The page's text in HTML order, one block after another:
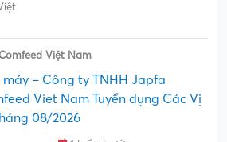
Việt Nam
máy – Công ty TNHH Japfa
Viet Nam Tuyển dụng Các Vị
08/2026